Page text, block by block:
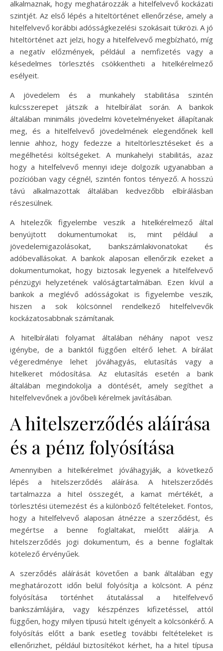
alkalmaznak, hogy meghatározzák a hitelfelvevő kockázati
szintjét. Az első lépés a hiteltörténet ellenőrzése, amely a
hitelfelvevő korábbi adósságkezelési szokásait tükrözi. A jó
hiteltörténet azt jelzi, hogy a hitelfelvevő megbízható, míg
a negatív előzmények, például a nemfizetés vagy a
késedelmes törlesztés csökkentheti a hitelkérelmező
esélyeit.
A jövedelem és a munkahely stabilitása szintén
kulcsszerepet játszik a hitelbírálat során. A bankok
általában minimális jövedelmi követelményeket állapítanak
meg, és a hitelfelvevő jövedelmének elegendőnek kell
lennie ahhoz, hogy fedezze a hiteltörlesztéseket és a
megélhetési költségeket. A munkahelyi stabilitás, azaz
hogy a hitelfelvevő mennyi ideje dolgozik ugyanabban a
pozícióban vagy cégnél, szintén fontos tényező. A hosszú
távú alkalmazottak általában kedvezőbb elbírálásban
részesülnek.
A hitelezők figyelembe veszik a hitelkérelmező által
benyújtott dokumentumokat is, mint például a
jövedelemigazolásokat, bankszámlakivonatokat és
adóbevallásokat. A bankok alaposan ellenőrzik ezeket a
dokumentumokat, hogy biztosak legyenek a hitelfelvevő
pénzügyi helyzetének valóságtartalmában. Ezen kívül a
bankok a meglévő adósságokat is figyelembe veszik,
hiszen a sok kölcsönnel rendelkező hitelfelvevők
kockázatosabbnak számítanak.
A hitelbírálati folyamat általában néhány napot vesz
igénybe, de a banktól függően eltérő lehet. A bírálat
végeredménye lehet jóváhagyás, elutasítás vagy a
hitelkeret módosítása. Az elutasítás esetén a bank
általában megindokolja a döntését, amely segíthet a
hitelfelvevőnek a jövőbeli kérelmek javításában.
A hitelszerződés aláírása
és a pénz folyósítása
Amennyiben a hitelkérelmet jóváhagyják, a következő
lépés a hitelszerződés aláírása. A hitelszerződés
tartalmazza a hitel összegét, a kamat mértékét, a
törlesztési ütemezést és a különböző feltételeket. Fontos,
hogy a hitelfelvevő alaposan átnézze a szerződést, és
megértse a benne foglaltakat, mielőtt aláírja. A
hitelszerződés jogi dokumentum, és a benne foglaltak
kötelező érvényűek.
A szerződés aláírását követően a bank általában egy
meghatározott időn belül folyósítja a kölcsönt. A pénz
folyósítása történhet átutalással a hitelfelvevő
bankszámlájára, vagy készpénzes kifizetéssel, attól
függően, hogy milyen típusú hitelt igényelt a kölcsönkérő. A
folyósítás előtt a bank esetleg további feltételeket is
ellenőrizhet, például biztosítékot kérhet, ha a hitel típusa